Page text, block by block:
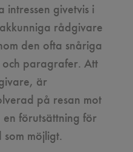
intressen givetvis i
rådgivare
den ofta snåriga
paragrafer. Att
är
på resan mot
en förutsättning för
möjligt.